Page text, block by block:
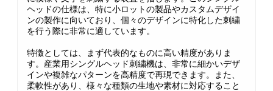
ヘッドの仕様は、特に小ロットの製品やカスタムデザイ
ンの製作に向いており、個々のデザインに特化した刺繍
を行う際に非常に適しています。
特徴としては、まず代表的なものに高い精度がありま
す。産業用シングルヘッド刺繍機は、非常に細かいデザ
インや複雑なパターンを高精度で再現できます。また、
柔軟性があり、様々な種類の生地や素材に対応すること